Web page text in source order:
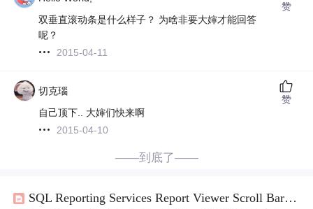
双垂直滚动条是什么样子？ 为啥非要大婶才能回答
呢？
2015-04-11
赞
切克瑙
自己顶下.. 大婶们快来啊
2015-04-10
赞
——到底了——
SQL Reporting Services Report Viewer Scroll Bar(